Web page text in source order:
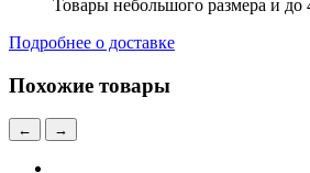
Товары небольшого размера и
Подробнее о доставке
Похожие товары
← →